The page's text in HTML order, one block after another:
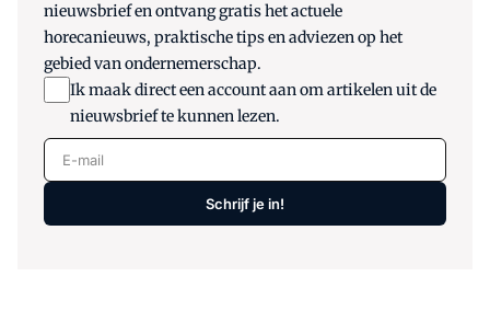
nieuwsbrief en ontvang gratis het actuele
horecanieuws, praktische tips en adviezen op het
gebied van ondernemerschap.
Ik maak direct een account aan om artikelen uit de
nieuwsbrief te kunnen lezen.
E-mail
Schrijf je in!